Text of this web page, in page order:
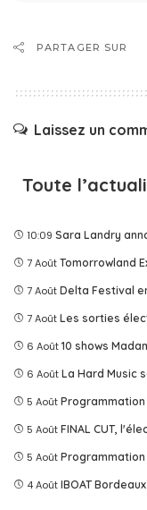
PARTAGER SUR
Laissez un
Toute
10:09 Sara Landry
7 Août Tomorrowland
7 Août Delta Festival
7 Août Les sorties
6 Août 10 shows
6 Août La Hard Music
5 Août
5 Août FINAL CUT,
5 Août
4 Août IBOAT